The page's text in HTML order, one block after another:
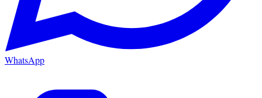
WhatsApp